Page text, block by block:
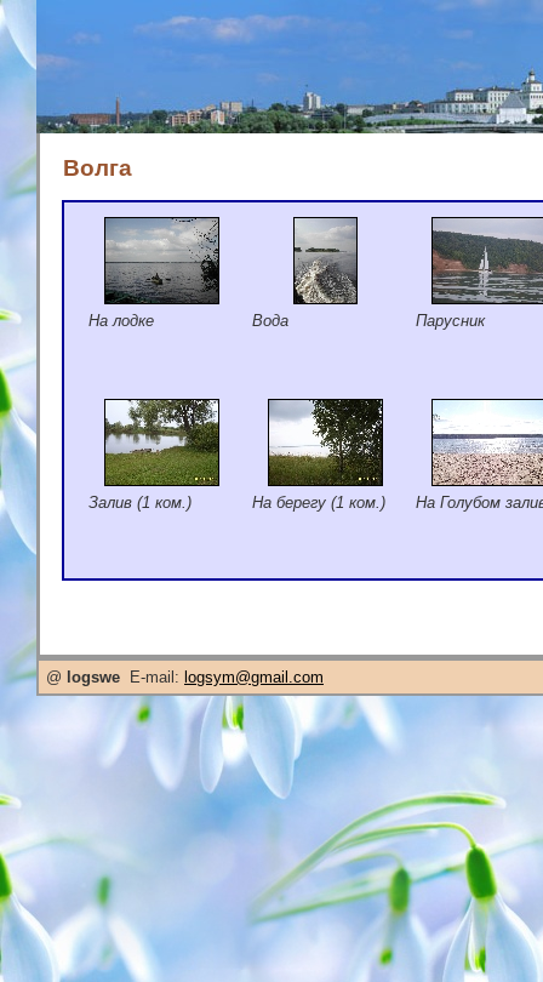
Волга
На лодке Вода Парусник
Залив (1 ком.) На берегу (1 ком.) На Голубом
@ logswe E-mail: logsym@gmail.com